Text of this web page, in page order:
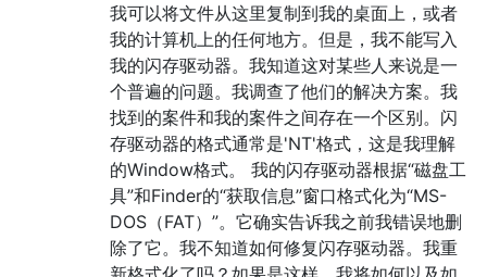
我可以将文件从这里复制到我的桌面上，或者
我的计算机上的任何地方。但是，我不能写入
我的闪存驱动器。我知道这对某些人来说是一
个普遍的问题。我调查了他们的解决方案。我
找到的案件和我的案件之间存在一个区别。闪
存驱动器的格式通常是'NT'格式，这是我理解
的Window格式。 我的闪存驱动器根据“磁盘工
具”和Finder的“获取信息”窗口格式化为“MS-
DOS（FAT）”。它确实告诉我之前我错误地删
除了它。我不知道如何修复闪存驱动器。我重